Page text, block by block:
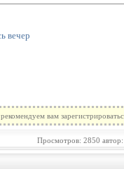
вечер
вам
Просмотров: 2850 автор: